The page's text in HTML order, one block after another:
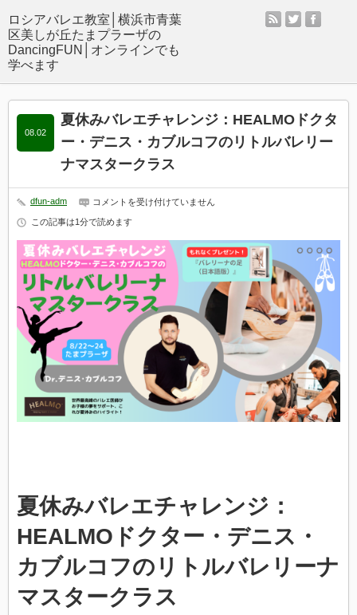
rss twitter
夏休みバレエチャレンジ：HEALMOドクタ
ー・デニス・カブルコフのリトルバレリー
ナマスタークラス
08.02
dfun-adm
夏
み
レ
エ
チ
ャ
ン
HEALMO
ド
ク
タ
ー・
ニ
ス・
ト
バ
レ
ー
マ
コメントを受け付けていません
この記事は1分で読めます
夏休みバレエチャレンジ：
HEALMOドクター・デニス・
カブルコフのリトルバレリーナ
マスタークラス